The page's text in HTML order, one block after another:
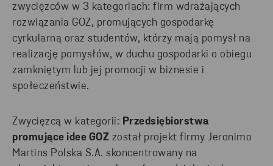
zwycięzców w 3 kategoriach: firm wdrażających
rozwiązania GOZ, promujących gospodarkę
cyrkularną oraz studentów, którzy mają pomysł na
realizację pomysłów, w duchu gospodarki o obiegu
zamkniętym lub jej promocji w biznesie i
społeczeństwie.
Zwycięzcą w kategorii: Przedsiębiorstwa
promujące idee GOZ został projekt firmy Jeronimo
Martins Polska S.A. skoncentrowany na